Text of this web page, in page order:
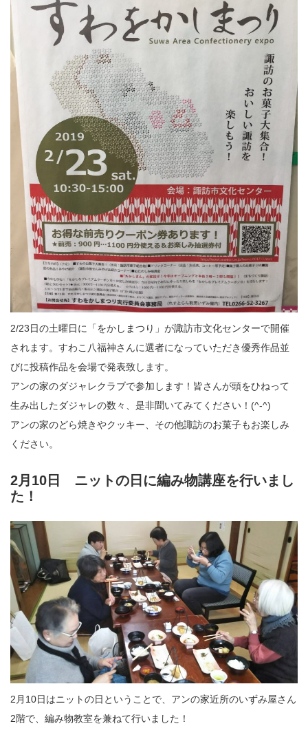
2/23日の土曜日に「をかしまつり」が諏訪市文化センターで開催
されます。すわこ八福神さんに選者になっていただき優秀作品並
びに投稿作品を会場で発表致します。
アンの家のダジャレクラブで参加します！皆さんが頭をひねって
生み出したダジャレの数々、是非聞いてみてください！(^-^)
アンの家のどら焼きやクッキー、その他諏訪のお菓子もお楽しみ
ください。
2月10日 ニットの日に編み物講座を行いまし
た！
2月10日はニットの日ということで、アンの家近所のいずみ屋さん
2階で、編み物教室を兼ねて行いました！